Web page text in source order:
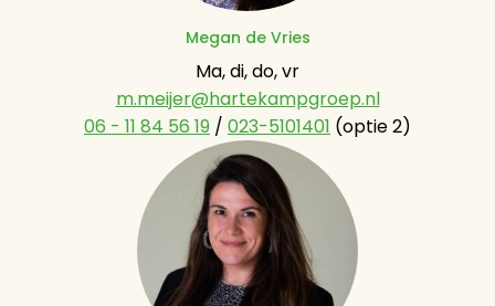
Megan de Vries
m.meijer@hartekampgroep.nl
06 - 11 84 56 19 / 023-5101401 (optie 2)